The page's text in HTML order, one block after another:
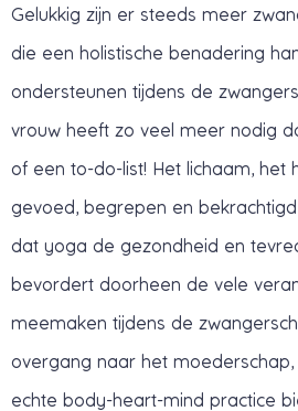
Gelukkig zijn er steeds meer
die een holistische benadering
ondersteunen tijdens de
vrouw heeft zo veel meer nodig
of een to-do-list! Het lichaam, het
gevoed, begrepen en
dat yoga de gezondheid en
bevordert doorheen de vele
meemaken tijdens de
overgang naar het
echte body-heart-mind practice